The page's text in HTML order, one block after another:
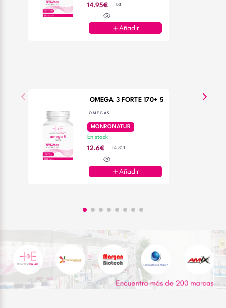
14.95€ 18€
Añadir
OMEGA 3 FORTE 170+ 50 PERLAS GRATIS
OMEGAS
MONRONATUR
En stock
12.6€ 14.82€
Añadir